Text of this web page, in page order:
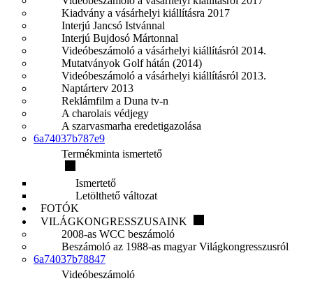
Kiadvány a vásárhelyi kiállításra 2017
Interjú Jancsó Istvánnal
Interjú Bujdosó Mártonnal
Videóbeszámoló a vásárhelyi kiállításról 2014.
Mutatványok Golf hátán (2014)
Videóbeszámoló a vásárhelyi kiállításról 2013.
Naptárterv 2013
Reklámfilm a Duna tv-n
A charolais védjegy
A szarvasmarha eredetigazolása
6a74037b787e9
Termékminta ismertető
Ismertető
Letölthető változat
FOTÓK
VILÁGKONGRESSZUSAINK
2008-as WCC beszámoló
Beszámoló az 1988-as magyar Világkongresszusról
6a74037b78847
Videóbeszámoló